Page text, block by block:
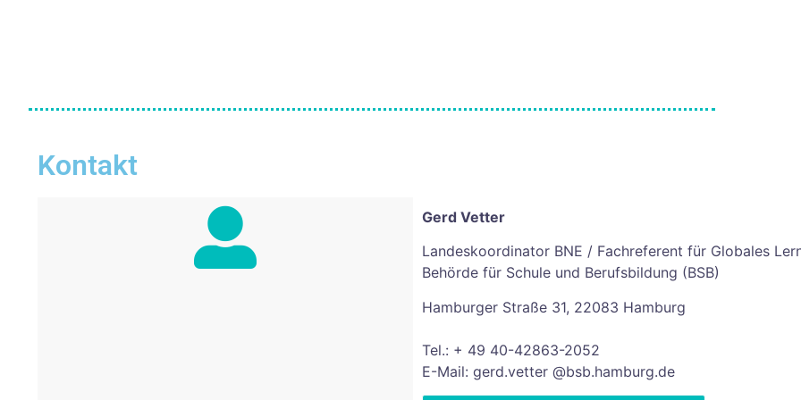
Kontakt
Gerd Vetter
Landeskoordinator BNE / Fachreferent für Globales
Behörde für Schule und Berufsbildung (BSB)
Hamburger Straße 31, 22083 Hamburg
Tel.: + 49 40-42863-2052
E-Mail: gerd.vetter @bsb.hamburg.de